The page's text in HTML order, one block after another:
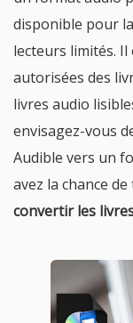
disponible pour
lecteurs limités.
autorisées des
livres audio
envisagez-vous
Audible vers un
avez la chance
convertir les